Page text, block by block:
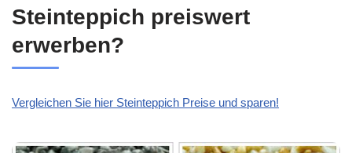
Steinteppich preiswert
erwerben?
Vergleichen Sie hier Steinteppich Preise und sparen!